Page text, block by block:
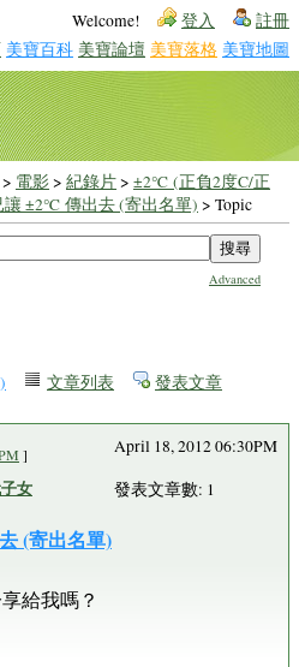
Welcome! 登入 註冊
美寶百科 美寶論壇 美寶落格 美寶地圖
> 電影> 紀錄片> ±2℃ (正負2度C/正
讓 ±2℃ 傳出去 (寄出名單) > Topic
Advanced
文章列表
發表文章
]
女
(寄出名單)
April 18, 2012 06:30PM
發表文章數: 1
給我嗎？